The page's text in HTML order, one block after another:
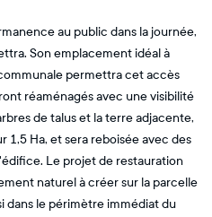
au public dans la journée,
Son emplacement idéal à
permettra cet accès
réaménagés avec une visibilité
de talus et la terre adjacente,
1,5 Ha, et sera reboisée avec des
Le projet de restauration
naturel à créer sur la parcelle
dans le périmètre immédiat du